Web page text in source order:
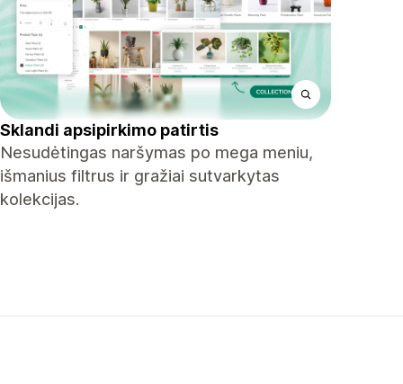
Sklandi apsipirkimo patirtis
Nesudėtingas naršymas po mega meniu,
išmanius filtrus ir gražiai sutvarkytas
kolekcijas.